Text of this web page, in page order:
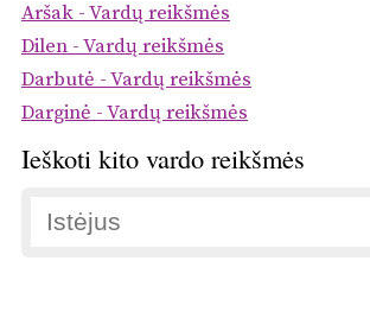
Aršak - Vardų reikšmės
Dilen - Vardų reikšmės
Darbutė - Vardų reikšmės
Darginė - Vardų reikšmės
Ieškoti kito vardo reikšmės